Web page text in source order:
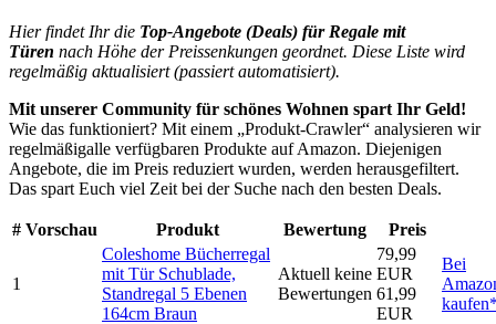
Hier findet Ihr die Top-Angebote (Deals) für Regale mit
Türen nach Höhe der Preissenkungen geordnet. Diese Liste wird
regelmäßig aktualisiert (passiert automatisiert).
Mit unserer Community für schönes Wohnen spart Ihr Geld!
Wie das funktioniert? Mit einem „Produkt-Crawler“ analysieren wir
regelmäßigalle verfügbaren Produkte auf Amazon. Diejenigen
Angebote, die im Preis reduziert wurden, werden herausgefiltert.
Das spart Euch viel Zeit bei der Suche nach den besten Deals.
# Vorschau Produkt Bewertung Preis
1
Coleshome Bücherregal
mit Tür Schublade,
Standregal 5 Ebenen
164cm Braun
Aktuell keine
Bewertungen
79,99
EUR
61,99
EUR
Bei